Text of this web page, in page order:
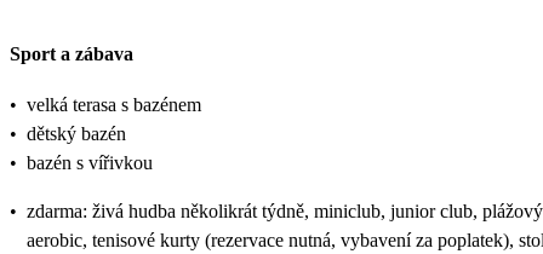
Sport a zábava
• velká terasa s bazénem
• dětský bazén
• bazén s vířivkou
• zdarma: živá hudba několikrát týdně, miniclub, junior club,
aerobic, tenisové kurty (rezervace nutná, vybavení za poplatek),